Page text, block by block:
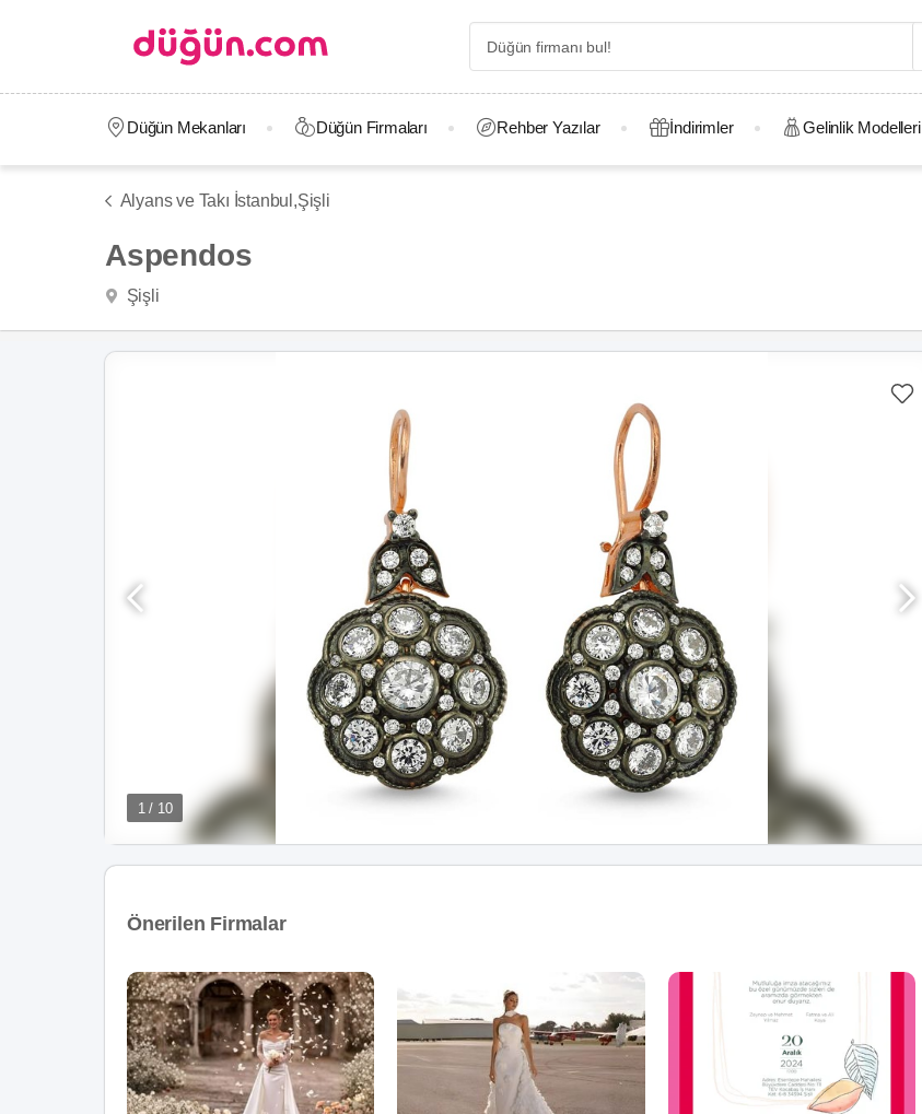
Düğün Mekanları Düğün Firmaları Rehber Yazılar İndirimler Gelinlik Modelleri
Alyans ve Takı İstanbul,Şişli
Aspendos
Şişli
1 / 10
Önerilen Firmalar